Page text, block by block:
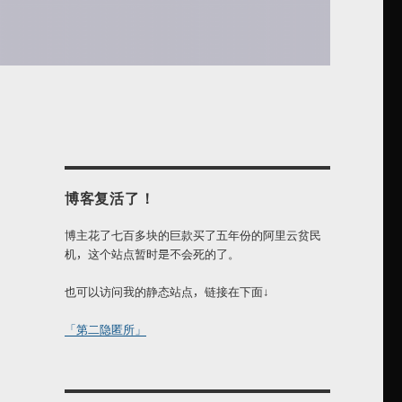
博客复活了！
博主花了七百多块的巨款买了五年份的阿里云贫民
机，这个站点暂时是不会死的了。
也可以访问我的静态站点，链接在下面↓
「第二隐匿所」